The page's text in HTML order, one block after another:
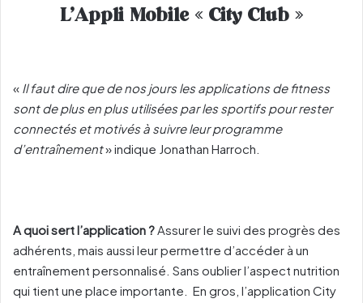
L’Appli Mobile « City Club »
« Il faut dire que de nos jours les applications de fitness
sont de plus en plus utilisées par les sportifs pour rester
connectés et motivés à suivre leur programme
d’entraînement» indique Jonathan Harroch.
A quoi sert l’application ?Assurer le suivi des progrès des
adhérents, mais aussi leur permettre d’accéder à un
entraînement personnalisé. Sans oublier l’aspect nutrition
qui tient une place importante. En gros, l’application City